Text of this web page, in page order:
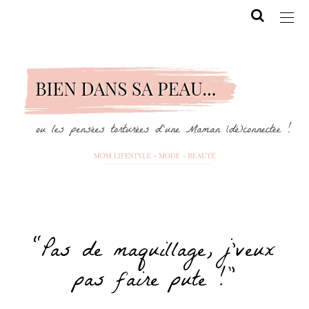
“Pas de maquillage, j’veux
pas faire pute !”